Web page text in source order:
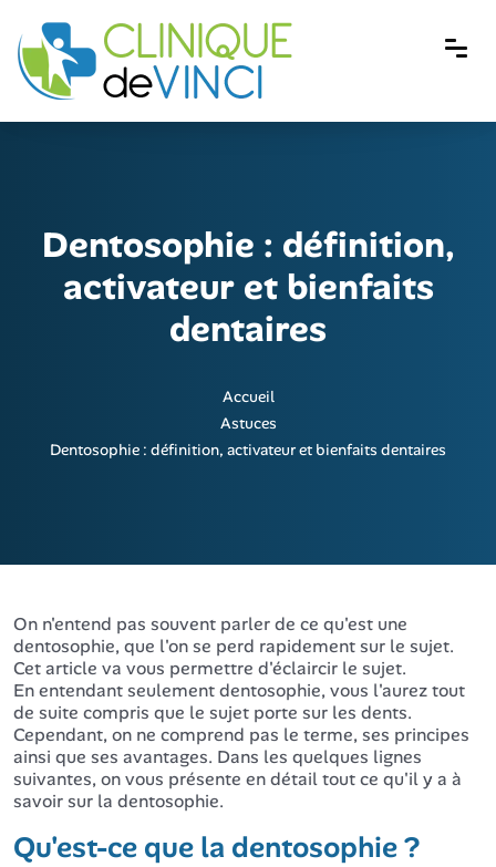
Dentosophie : définition,
activateur et bienfaits
dentaires
Accueil
Astuces
Dentosophie : définition, activateur et bienfaits dentaires
On n'entend pas souvent parler de ce qu'est une
dentosophie, que l'on se perd rapidement sur le sujet.
Cet article va vous permettre d'éclaircir le sujet.
En entendant seulement dentosophie, vous l'aurez tout
de suite compris que le sujet porte sur les dents.
Cependant, on ne comprend pas le terme, ses principes
ainsi que ses avantages. Dans les quelques lignes
suivantes, on vous présente en détail tout ce qu'il y a à
savoir sur la dentosophie.
Qu'est-ce que la dentosophie ?